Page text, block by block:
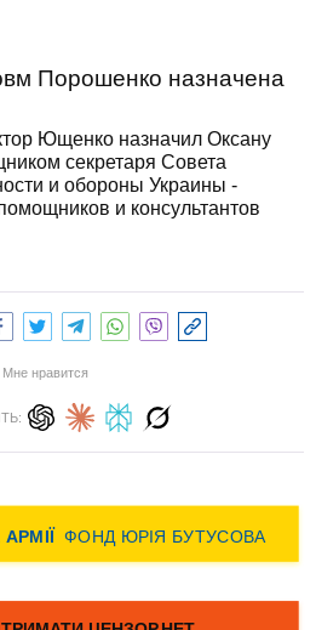
Порошенко назначена
Ющенко назначил Оксану
секретаря Совета
и обороны Украины -
и консультантов
Мне нравится